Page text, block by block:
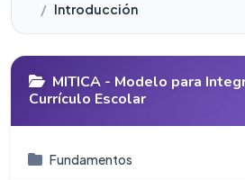
Introducción
MITICA - Modelo para
Currículo Escolar
Fundamentos